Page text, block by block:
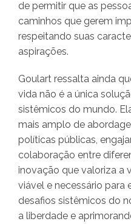
de permitir que as
caminhos que gerem
respeitando suas
aspirações.
Goulart ressalta ainda
vida não é a única
sistêmicos do mundo.
mais amplo de
políticas públicas,
colaboração entre
inovação que valoriza a
viável e necessário para
desafios sistêmicos do
a liberdade e